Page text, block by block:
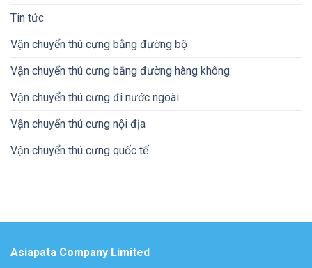
Tin tức
Vận chuyển thú cưng bằng đường bộ
Vận chuyển thú cưng bằng đường hàng không
Vận chuyển thú cưng đi nước ngoài
Vận chuyển thú cưng nội địa
Vận chuyển thú cưng quốc tế
Asiapata Company Limited